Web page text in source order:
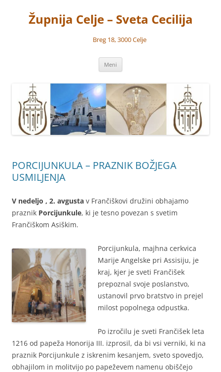
vsebinoŽupnija Celje – Sveta Cecilija
Breg 18, 3000 Celje
Meni
PORCIJUNKULA – PRAZNIK BOŽJEGA
USMILJENJA
V nedeljo , 2. avgusta v Frančiškovi družini obhajamo
praznik Porcijunkule, ki je tesno povezan s svetim
Frančiškom Asiškim.
Porcijunkula, majhna cerkvica
Marije Angelske pri Assisiju, je
kraj, kjer je sveti Frančišek
prepoznal svoje poslanstvo,
ustanovil prvo bratstvo in prejel
milost popolnega odpustka.
Po izročilu je sveti Frančišek leta
1216 od papeža Honorija III. izprosil, da bi vsi verniki, ki na
praznik Porcijunkule z iskrenim kesanjem, sveto spovedjo,
obhajilom in molitvijo po papeževem namenu obiščejo